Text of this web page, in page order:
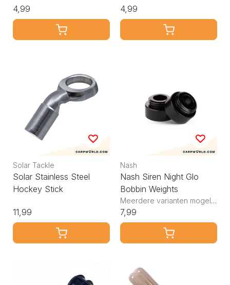
4,99 4,99
Solar Tackle
Solar Stainless Steel
Hockey Stick
11,99
Nash
Nash Siren Night Glo
Bobbin Weights
Meerdere varianten mogelijk
7,99